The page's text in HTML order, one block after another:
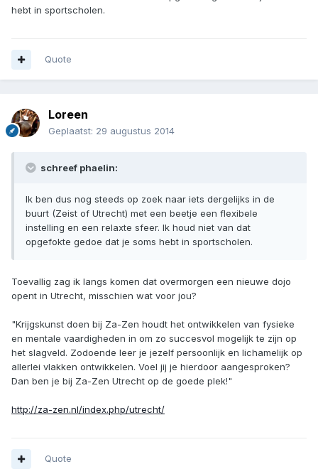
hebt in sportscholen.
Quote
Loreen
Geplaatst: 29 augustus 2014
schreef phaelin:
Ik ben dus nog steeds op zoek naar iets dergelijks in de
buurt (Zeist of Utrecht) met een beetje een flexibele
instelling en een relaxte sfeer. Ik houd niet van dat
opgefokte gedoe dat je soms hebt in sportscholen.
Toevallig zag ik langs komen dat overmorgen een nieuwe dojo
opent in Utrecht, misschien wat voor jou?
"Krijgskunst doen bij Za-Zen houdt het ontwikkelen van fysieke
en mentale vaardigheden in om zo succesvol mogelijk te zijn op
het slagveld. Zodoende leer je jezelf persoonlijk en lichamelijk op
allerlei vlakken ontwikkelen. Voel jij je hierdoor aangesproken?
Dan ben je bij Za-Zen Utrecht op de goede plek!"
http://za-zen.nl/index.php/utrecht/
Quote